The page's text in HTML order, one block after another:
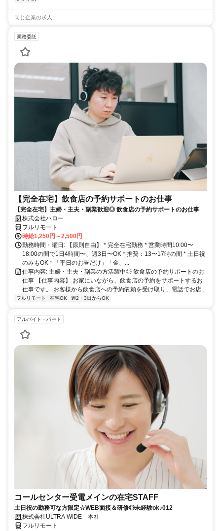
同じ企業の求人
業務委託
【完全在宅】飲食店の予約サポートのお仕事
【完全在宅】主婦・主夫・副業歓迎◎ 飲食店の予約サポートのお仕事
株式会社ハロー
フルリモート
時給1,250円～2,500円
勤務時間・曜日: 【原則自由】 * 完全在宅勤務 * 営業時間10:00〜
18:00の間で1日4時間〜、週3日〜OK * 推奨：13〜17時の間 * 土日祝
のみもOK * 「平日のお昼だけ」「金、...
仕事内容: 主婦・主夫・副業の方活躍中◎ 飲食店の予約サポートのお
仕事 【仕事内容】 お家にいながら、飲食店の予約をサポートするお
仕事です。 お客様から飲食店への予約依頼を受け取り、電話でお店...
フルリモート 在宅OK 週2・3日からOK
アルバイト・パート
コールセンター受電メインの在宅STAFF
土日祝の勤務可な方限定☆WEB面接＆研修◎未経験ok♪012
株式会社ULTRA WIDE 本社
フルリモート